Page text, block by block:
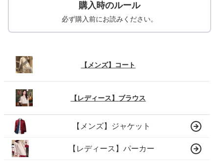
購入時のルール
必ず購入前にお読みください。
【メンズ】コート
【レディース】ブラウス
【メンズ】ジャケット
【レディース】パーカー